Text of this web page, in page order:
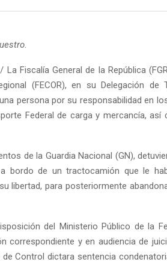
Fiscalía General de la República
(FECOR), en su Delegación de
persona por su responsabilidad en
Federal de carga y mercancía, así
de la Guardia Nacional (GN),
bordo de un tractocamión que le
libertad, para posteriormente
del Ministerio Público de la
correspondiente y en audiencia de
Control dictara sentencia